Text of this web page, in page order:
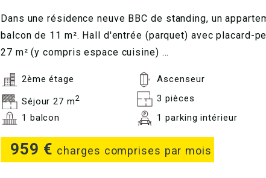
959 € charges comprises par mois
Dans une résidence neuve BBC de standing, un
balcon de 11 m². Hall d'entrée (parquet) avec placard-
27 m² (y compris espace cuisine) ...
2ème étage Ascenseur
Séjour 27 m2 3 pièces
1 balcon
1 parking intérieur